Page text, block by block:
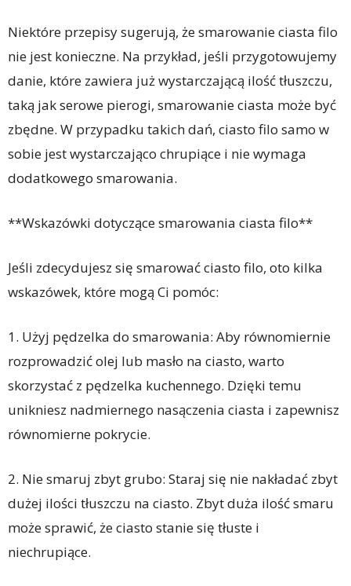
Niektóre przepisy sugerują, że smarowanie ciasta filo
nie jest konieczne. Na przykład, jeśli przygotowujemy
danie, które zawiera już wystarczającą ilość tłuszczu,
taką jak serowe pierogi, smarowanie ciasta może być
zbędne. W przypadku takich dań, ciasto filo samo w
sobie jest wystarczająco chrupiące i nie wymaga
dodatkowego smarowania.
**Wskazówki dotyczące smarowania ciasta filo**
Jeśli zdecydujesz się smarować ciasto filo, oto kilka
wskazówek, które mogą Ci pomóc:
1. Użyj pędzelka do smarowania: Aby równomiernie
rozprowadzić olej lub masło na ciasto, warto
skorzystać z pędzelka kuchennego. Dzięki temu
unikniesz nadmiernego nasączenia ciasta i zapewnisz
równomierne pokrycie.
2. Nie smaruj zbyt grubo: Staraj się nie nakładać zbyt
dużej ilości tłuszczu na ciasto. Zbyt duża ilość smaru
może sprawić, że ciasto stanie się tłuste i
niechrupiące.